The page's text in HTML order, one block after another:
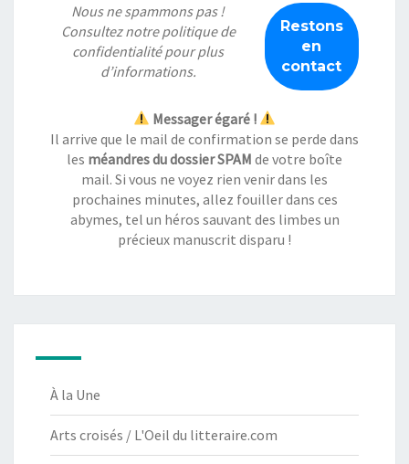
Nous ne spammons pas !
Consultez notrepolitique de
confidentialitépour plus
d’informations.
Messager égaré !
Il arrive que le mail de confirmation se perde dans
les méandres du dossier SPAM de votre boîte
mail. Si vous ne voyez rien venir dans les
prochaines minutes, allez fouiller dans ces
abymes, tel un héros sauvant des limbes un
précieux manuscrit disparu !
À la Une
Arts croisés / L'Oeil du litteraire.com